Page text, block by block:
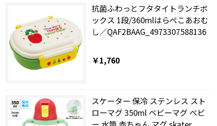
抗菌ふわっとフタタイトランチボ
ックス 1段/360mlはらぺこあおむ
し／QAF2BAAG_4973307588136
￥1,760
スケーター 保冷 ステンレス スト
ローマグ 350ml ベビーマグ ベビ